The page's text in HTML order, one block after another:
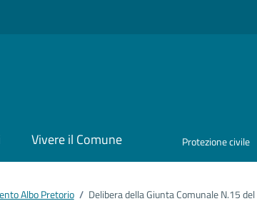
Vivere il Comune Protezione civile
Albo Pretorio / Delibera della Giunta Comunale N.15